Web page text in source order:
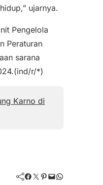
ujarnya.
Pengelola
Peraturan
sarana
r/*)
Karno di
Facebook Twitter Pinterest Mail WhatsApp